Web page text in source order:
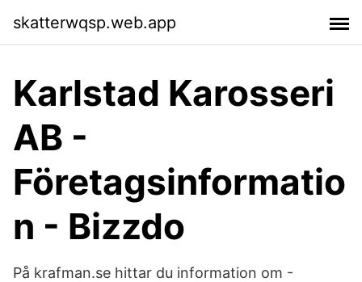
skatterwqsp.web.app
Karlstad Karosseri
AB -
Företagsinformatio
n - Bizzdo
På krafman.se hittar du information om -